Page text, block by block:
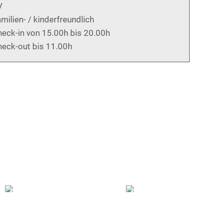
/ kinderfreundlich
in von 15.00h bis 20.00h
out bis 11.00h